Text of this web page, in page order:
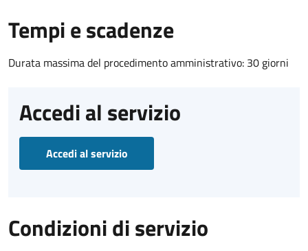
Tempi e scadenze
Durata massima del procedimento amministrativo: 30 giorni
Accedi al servizio
Accedi al servizio
Condizioni di servizio